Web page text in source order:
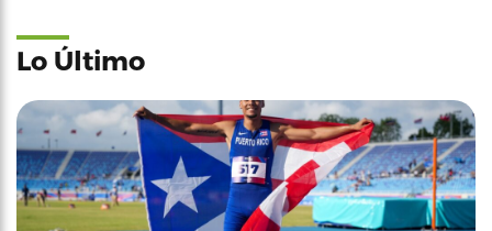
Lo Último